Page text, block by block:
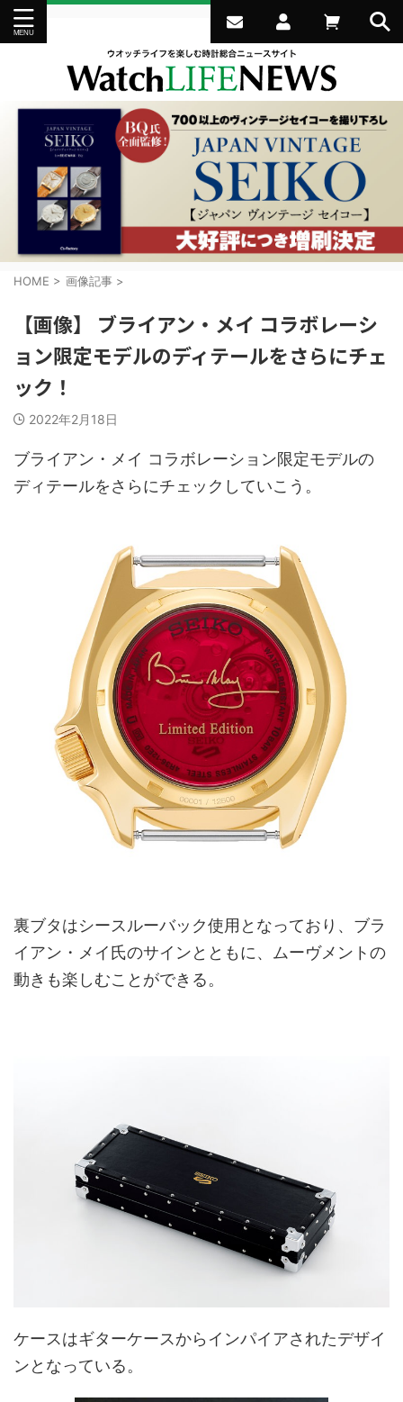
HOME > 画像記事 >
【画像】 ブライアン・メイ コラボレーシ
ョン限定モデルのディテールをさらにチェ
ック！
2022年2月18日
ブライアン・メイ コラボレーション限定モデルの
ディテールをさらにチェックしていこう。
裏ブタはシースルーバック使用となっており、ブラ
イアン・メイ氏のサインとともに、ムーヴメントの
動きも楽しむことができる。
ケースはギターケースからインパイアされたデザイ
ンとなっている。